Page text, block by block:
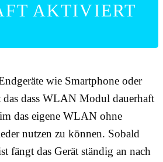
AKTIVIERT
wie Smartphone oder
das dass WLAN Modul dauerhaft
das eigene WLAN ohne
nutzen zu können. Sobald
fängt das Gerät ständig an nach